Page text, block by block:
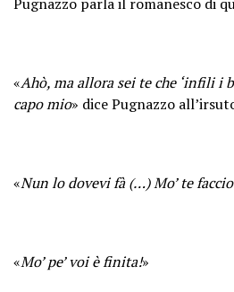
«Ahò, ma allora sei te che ‘infili i
capo mio» dice Pugnazzo
«Nun lo dovevi fà (…) Mo’ te
«Mo’ pe’ voi è finita!»